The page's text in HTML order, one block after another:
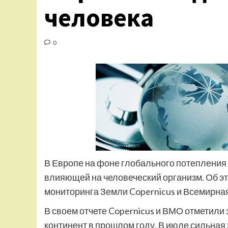
человека
0
В Европе на фоне глобального
влияющей на человеческий организм. Об
мониторинга Земли Copernicus и
В своем отчете Copernicus и ВМО
континент в прошлом году. В июле